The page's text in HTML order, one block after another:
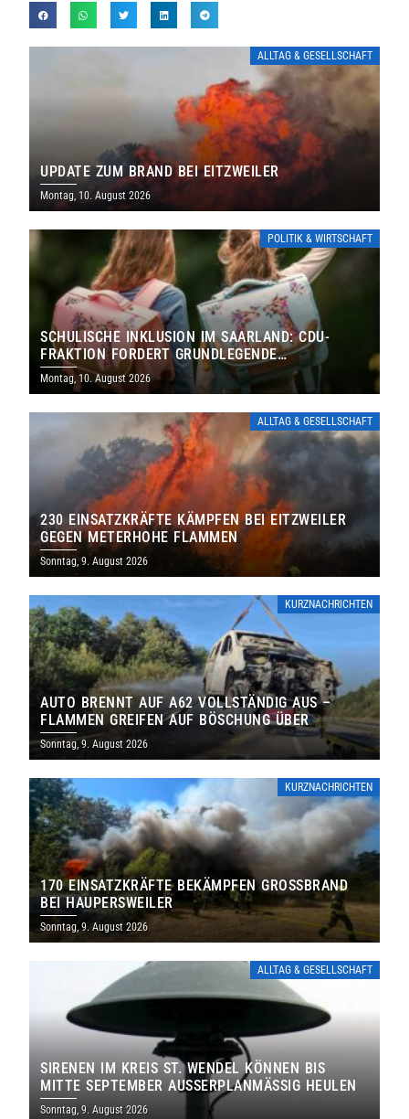
ALLTAG & GESELLSCHAFT
UPDATE ZUM BRAND BEI EITZWEILER
Montag, 10. August 2026
POLITIK & WIRTSCHAFT
SCHULISCHE INKLUSION IM SAARLAND: CDU-
FRAKTION FORDERT GRUNDLEGENDE
NEUAUFSTELLUNG
Montag, 10. August 2026
ALLTAG & GESELLSCHAFT
230 EINSATZKRÄFTE KÄMPFEN BEI EITZWEILER
GEGEN METERHOHE FLAMMEN
Sonntag, 9. August 2026
KURZNACHRICHTEN
AUTO BRENNT AUF A62 VOLLSTÄNDIG AUS –
FLAMMEN GREIFEN AUF BÖSCHUNG ÜBER
Sonntag, 9. August 2026
KURZNACHRICHTEN
170 EINSATZKRÄFTE BEKÄMPFEN GROSSBRAND B
EI HAUPERSWEILER
Sonntag, 9. August 2026
ALLTAG & GESELLSCHAFT
SIRENEN IM KREIS ST. WENDEL KÖNNEN BIS
MITTE SEPTEMBER AUSSERPLANMÄSSIG HEULEN
Sonntag, 9. August 2026